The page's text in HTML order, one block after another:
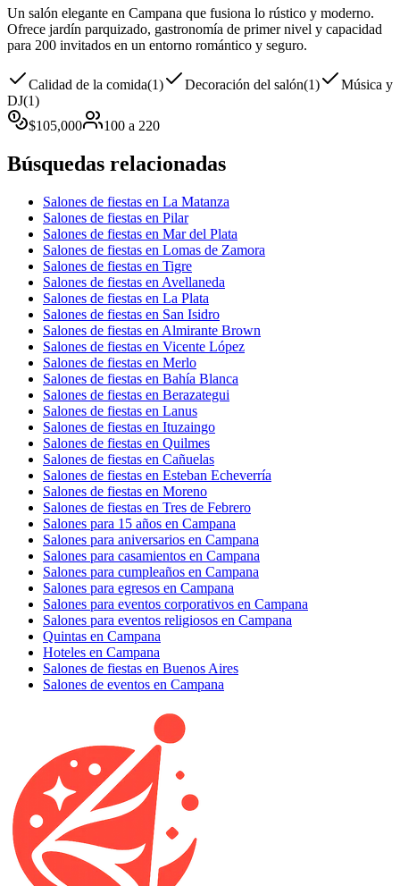
Un salón elegante en Campana que fusiona lo rústico y moderno.
Ofrece jardín parquizado, gastronomía de primer nivel y capacidad
para 200 invitados en un entorno romántico y seguro.
Calidad de la comida(1) Decoración del salón(1)
Música y
DJ(1)
$105,000 100 a 220
Búsquedas relacionadas
Salones de fiestas en La Matanza
Salones de fiestas en Pilar
Salones de fiestas en Mar del Plata
Salones de fiestas en Lomas de Zamora
Salones de fiestas en Tigre
Salones de fiestas en Avellaneda
Salones de fiestas en La Plata
Salones de fiestas en San Isidro
Salones de fiestas en Almirante Brown
Salones de fiestas en Vicente López
Salones de fiestas en Merlo
Salones de fiestas en Bahía Blanca
Salones de fiestas en Berazategui
Salones de fiestas en Lanus
Salones de fiestas en Ituzaingo
Salones de fiestas en Quilmes
Salones de fiestas en Cañuelas
Salones de fiestas en Esteban Echeverría
Salones de fiestas en Moreno
Salones de fiestas en Tres de Febrero
Salones para 15 años en Campana
Salones para aniversarios en Campana
Salones para casamientos en Campana
Salones para cumpleaños en Campana
Salones para egresos en Campana
Salones para eventos corporativos en Campana
Salones para eventos religiosos en Campana
Quintas en Campana
Hoteles en Campana
Salones de fiestas en Buenos Aires
Salones de eventos en Campana